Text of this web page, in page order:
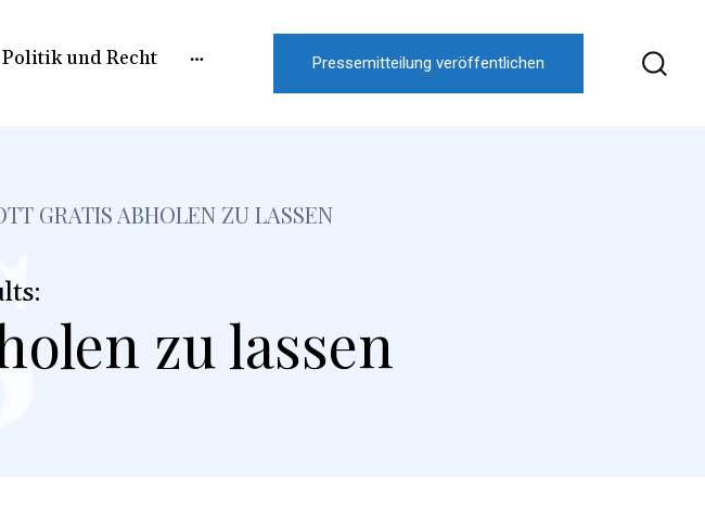
Politik und Recht Pressemitteilung veröffentlichen
GRATIS ABHOLEN ZU LASSEN
zu lassen